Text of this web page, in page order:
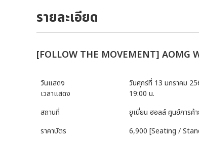
รายละเอียด
[FOLLOW THE MOVEMENT] AOMG
วันแสดง
เวลาแสดง
วันศุกร์ที่ 13 มกราคม
19:00 น.
สถานที่
ยูเนี่ยน ฮอลล์ ศูนย์การค้
ราคาบัตร
6,900 [Seating /